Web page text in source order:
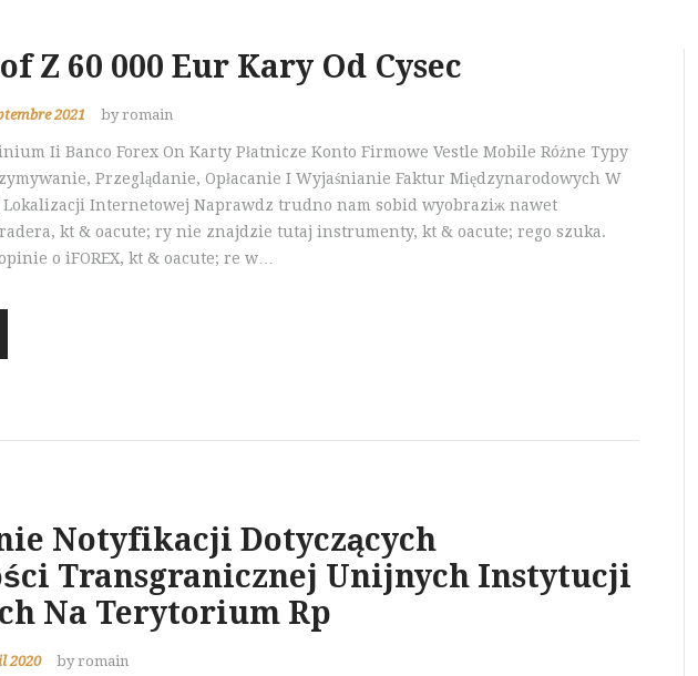
Z 60 000 Eur Kary Od Cysec
2021 by romain
Ii Banco Forex On Karty Płatnicze Konto Firmowe Vestle Mobile Różne Typy
Przeglądanie, Opłacanie I Wyjaśnianie Faktur Międzynarodowych W
Lokalizacji Internetowej Naprawdz trudno nam sobid wyobraziж nawet
kt & oacute; ry nie znajdzie tutaj instrumenty, kt & oacute; rego szuka.
o iFOREX, kt & oacute; re w…
Notyfikacji Dotyczących
Transgranicznej Unijnych Instytucji
Na Terytorium Rp
2020 by romain